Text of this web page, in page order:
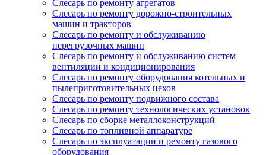
Слесарь по ремонту агрегатов
Слесарь по ремонту дорожно-строительных
машин и тракторов
Слесарь по ремонту и обслуживанию
перегрузочных машин
Слесарь по ремонту и обслуживанию систем
вентиляции и кондиционирования
Слесарь по ремонту оборудования котельных и
пылеприготовительных цехов
Слесарь по ремонту подвижного состава
Слесарь по ремонту технологических установок
Слесарь по сборке металлоконструкций
Слесарь по топливной аппаратуре
Слесарь по эксплуатации и ремонту газового
оборудования